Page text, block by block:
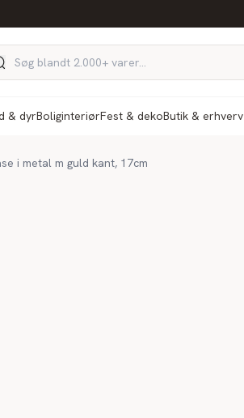
& dyrBoliginteriørFest & dekoButik & erhverv
i metal m guld kant, 17cm